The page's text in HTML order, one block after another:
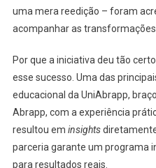
uma mera reedição – foram
acompanhar as
Por que a iniciativa deu tão
esse sucesso. Uma das
educacional da UniAbrapp,
Abrapp, com a experiência
resultou em insights
parceria garante um programa
para resultados reais.